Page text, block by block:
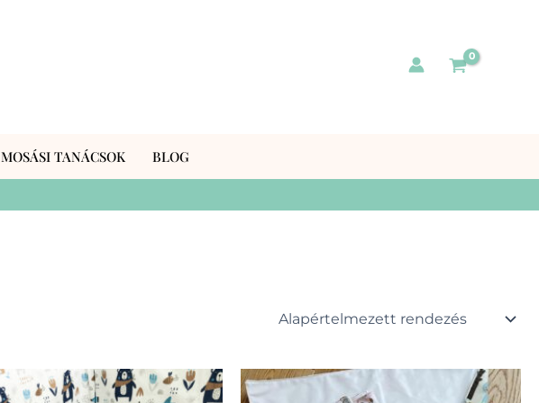
MOSÁSI TANÁCSOK BLOG
Ennek
a